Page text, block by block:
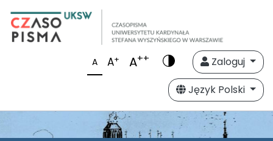
A A+ A++
Zaloguj
Język Polski